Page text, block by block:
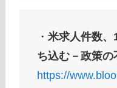
・米求人件数、
ち込む－政策
https://